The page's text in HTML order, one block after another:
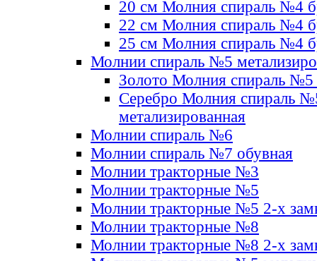
20 см Молния спираль №4
22 см Молния спираль №4
25 см Молния спираль №4
Молнии спираль №5
Золото Молния спираль №5
Серебро Молния спираль
метализированная
Молнии спираль №6
Молнии спираль №7 обувная
Молнии тракторные №3
Молнии тракторные №5
Молнии тракторные №5 2-х
Молнии тракторные №8
Молнии тракторные №8 2-х